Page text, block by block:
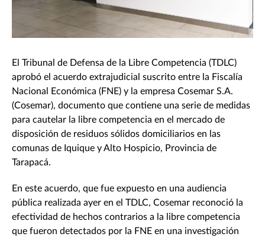
El Tribunal de Defensa de la Libre Competencia (TDLC)
aprobó el acuerdo extrajudicial suscrito entre la Fiscalía
Nacional Económica (FNE) y la empresa Cosemar S.A.
(Cosemar), documento que contiene una serie de medidas
para cautelar la libre competencia en el mercado de
disposición de residuos sólidos domiciliarios en las
comunas de Iquique y Alto Hospicio, Provincia de
Tarapacá.
En este acuerdo, que fue expuesto en una audiencia
pública realizada ayer en el TDLC, Cosemar reconoció la
efectividad de hechos contrarios a la libre competencia
que fueron detectados por la FNE en una investigación